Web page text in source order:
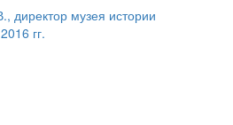
директор музея истории
гг.